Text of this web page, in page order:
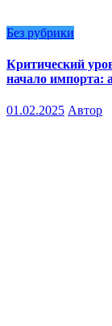
Без рубрики
Критический
начало импорта:
01.02.2025 Автор